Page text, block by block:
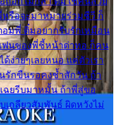
หรือจะมาหมายร่วมชีวี ก็
มพี่ ติ๋มอยากรับรักเหมือน
ฟนของพี่ชี้หน้าด่าทอ ก็คน
ง่ายๆเลยหนอ แค่ตัวเรา
รักขืนรอคงช้ำสักวัน ถ้า
ฉยรีบมาหมั้น ถ้าพี่สู่ขอ
เกลียวสัมพันธ์ ผิดหวังไม่